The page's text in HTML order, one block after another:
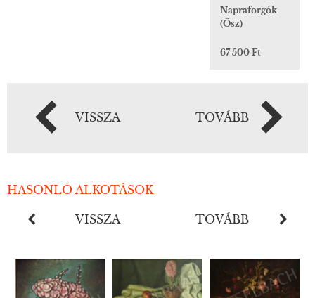
Napraforgók
(Ősz)
67 500 Ft
VISSZA TOVÁBB
HASONLÓ ALKOTÁSOK
VISSZA TOVÁBB